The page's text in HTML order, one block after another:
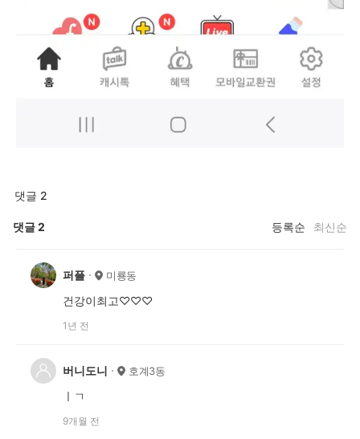
댓글 2
댓글2 등록순 최신순
퍼플 미룡동
건강이최고♡♡♡
1년 전
버니도니 호계3동
ㅣㄱ
9개월 전